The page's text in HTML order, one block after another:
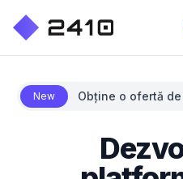
New Obține o ofertă